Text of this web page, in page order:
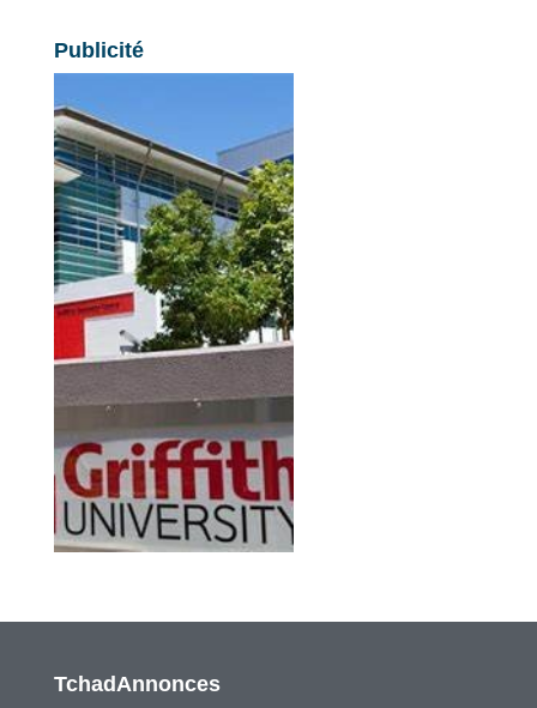
Publicité
TchadAnnonces